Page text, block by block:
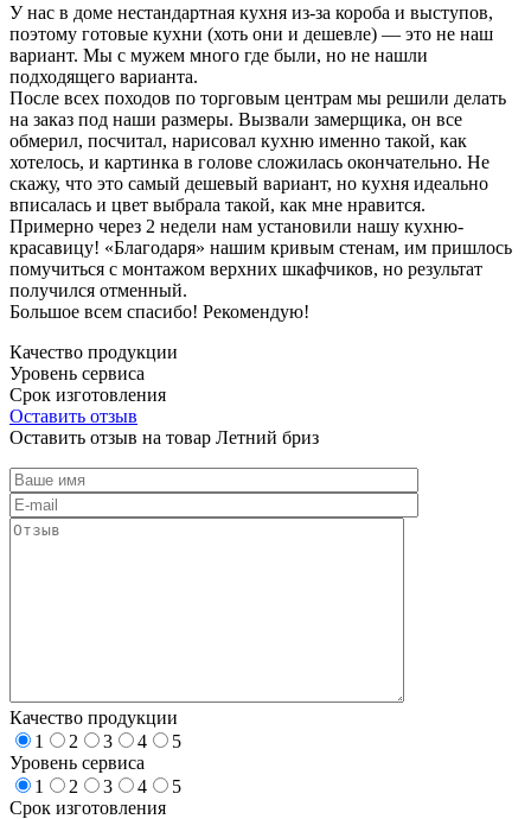
У нас в доме нестандартная кухня из-за короба и выступов,
поэтому готовые кухни (хоть они и дешевле) — это не наш
вариант. Мы с мужем много где были, но не нашли
подходящего варианта.
После всех походов по торговым центрам мы решили делать
на заказ под наши размеры. Вызвали замерщика, он все
обмерил, посчитал, нарисовал кухню именно такой, как
хотелось, и картинка в голове сложилась окончательно. Не
скажу, что это самый дешевый вариант, но кухня идеально
вписалась и цвет выбрала такой, как мне нравится.
Примерно через 2 недели нам установили нашу кухню-
красавицу! «Благодаря» нашим кривым стенам, им пришлось
помучиться с монтажом верхних шкафчиков, но результат
получился отменный.
Большое всем спасибо! Рекомендую!
Качество продукции
Уровень сервиса
Срок изготовления
Оставить отзыв
Оставить отзыв на товар Летний бриз
Качество продукции
1
2 3 4
5
Уровень сервиса
1
2 3 4
5
Срок изготовления